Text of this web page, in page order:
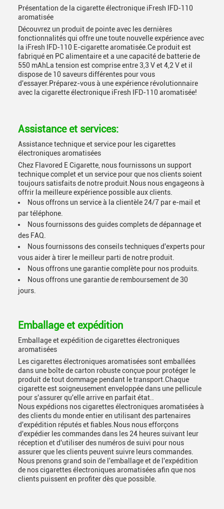
Présentation de la cigarette électronique iFresh IFD-110
aromatisée
Découvrez un produit de pointe avec les dernières
fonctionnalités qui offre une toute nouvelle expérience avec
la iFresh IFD-110 E-cigarette aromatisée.Ce produit est
fabriqué en PC alimentaire et a une capacité de batterie de
550 mAhLa tension est comprise entre 3,3 V et 4,2 V et il
dispose de 10 saveurs différentes pour vous
d'essayer.Préparez-vous à une expérience révolutionnaire
avec la cigarette électronique iFresh IFD-110 aromatisée!
Assistance et services:
Assistance technique et service pour les cigarettes
électroniques aromatisées
Chez Flavored E Cigarette, nous fournissons un support
technique complet et un service pour que nos clients soient
toujours satisfaits de notre produit.Nous nous engageons à
offrir la meilleure expérience possible aux clients.
Nous offrons un service à la clientèle 24/7 par e-mail et
par téléphone.
Nous fournissons des guides complets de dépannage et
des FAQ.
Nous fournissons des conseils techniques d'experts pour
vous aider à tirer le meilleur parti de notre produit.
Nous offrons une garantie complète pour nos produits.
Nous offrons une garantie de remboursement de 30
jours.
Emballage et expédition
Emballage et expédition de cigarettes électroniques
aromatisées
Les cigarettes électroniques aromatisées sont emballées
dans une boîte de carton robuste conçue pour protéger le
produit de tout dommage pendant le transport.Chaque
cigarette est soigneusement enveloppée dans une pellicule
pour s'assurer qu'elle arrive en parfait état..
Nous expédions nos cigarettes électroniques aromatisées à
des clients du monde entier en utilisant des partenaires
d'expédition réputés et fiables.Nous nous efforçons
d'expédier les commandes dans les 24 heures suivant leur
réception et d'utiliser des numéros de suivi pour nous
assurer que les clients peuvent suivre leurs commandes.
Nous prenons grand soin de l'emballage et de l'expédition
de nos cigarettes électroniques aromatisées afin que nos
clients puissent en profiter dès que possible.